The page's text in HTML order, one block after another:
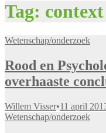
box
Tag: context
Wetenschap/onderzoek
Rood en
overhaaste
Willem Visser•11 april
Wetenschap/onderzoek